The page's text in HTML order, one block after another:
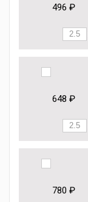
496 ₽
648 ₽
780 ₽